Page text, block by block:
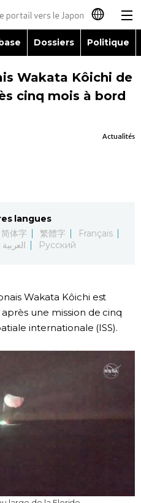
日本語
English
Русский
Dossiers Politique
Wakata Kôichi de
cinq mois à bord
Actualités
langues
简体字 繁體字
Français
العربية Русский
Wakata Kôichi est
une mission de cinq
internationale (ISS).